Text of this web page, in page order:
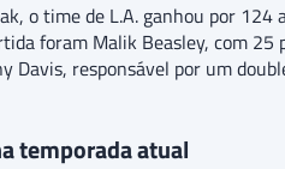
o time de L.A. ganhou por 124
foram Malik Beasley, com
responsável por um
temporada atual